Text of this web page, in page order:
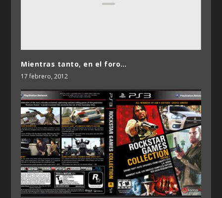
Mientras tanto, en el foro…
17 febrero, 2012